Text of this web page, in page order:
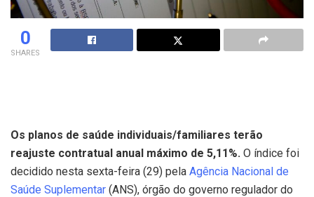
0
SHARES
Os planos de saúde individuais/familiares terão
reajuste contratual anual máximo de 5,11%. O índice foi
decidido nesta sexta-feira (29) pela Agência Nacional de
Saúde Suplementar (ANS), órgão do governo regulador do